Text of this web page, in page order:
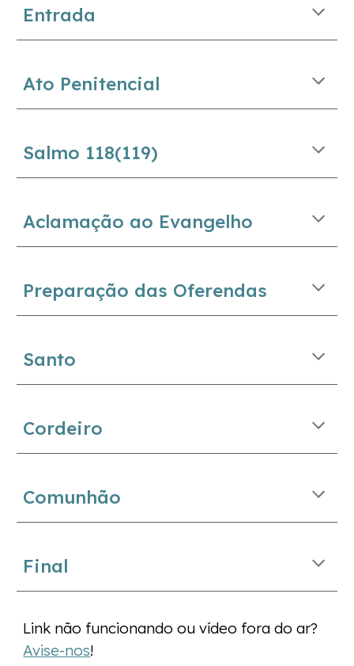
Entrada
Ato Penitencial
Salmo 118(119)
Aclamação ao Evangelho
Preparação das Oferendas
Santo
Cordeiro
Comunhão
Final
Link não funcionando ou vídeo fora do ar?
Avise-nos!